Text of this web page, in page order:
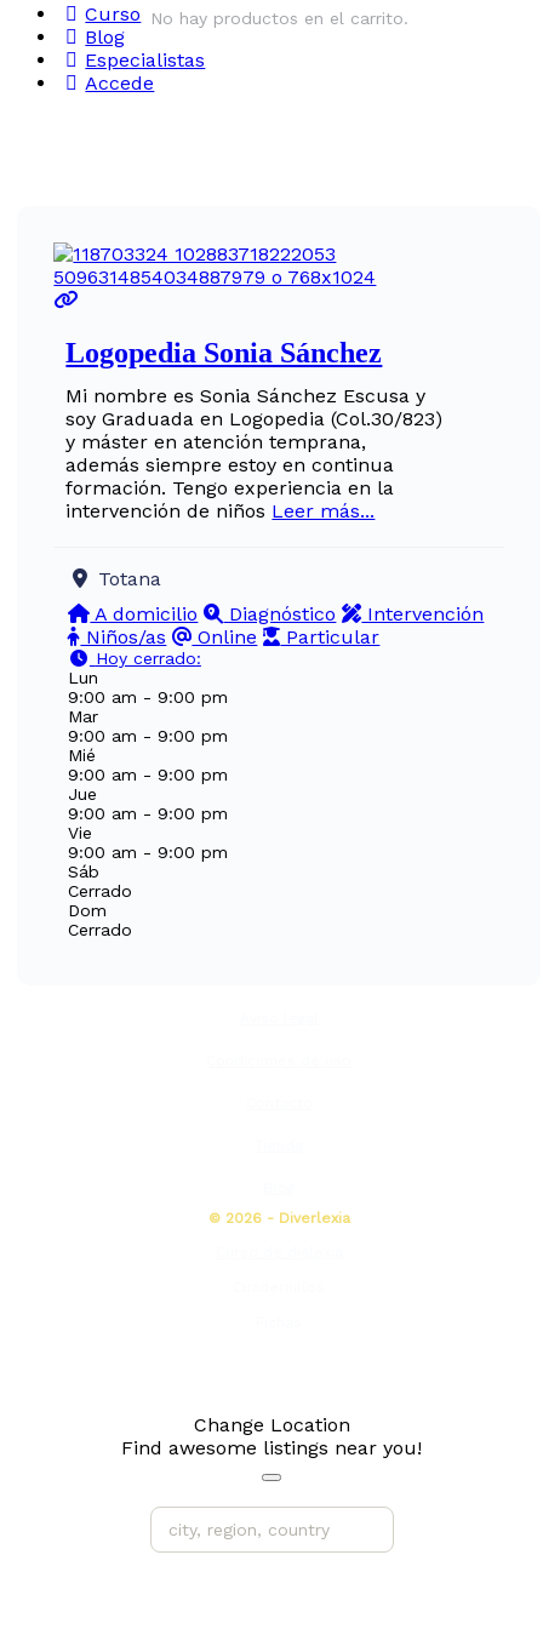
No hay productos en el carrito.
Curso
Blog
Especialistas
Accede
Logopedia Sonia Sánchez
Mi nombre es Sonia Sánchez Escusa y
soy Graduada en Logopedia (Col.30/823)
y máster en atención temprana,
además siempre estoy en continua
formación. Tengo experiencia en la
intervención de niños Leer más...
Totana
A domicilio
Diagnóstico
Intervención
Niños/as
Online Particular
Hoy cerrado:
Lun
9:00 am - 9:00 pm
Mar
9:00 am - 9:00 pm
Mié
9:00 am - 9:00 pm
Jue
9:00 am - 9:00 pm
Vie
9:00 am - 9:00 pm
Sáb
Cerrado
Dom
Cerrado
© 2026 - Diverlexia
Change Location
Find awesome listings near you!
Change Location